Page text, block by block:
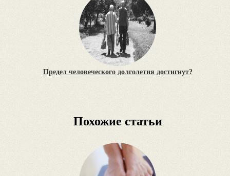
Предел человеческого долголетия достигнут?
Похожие статьи